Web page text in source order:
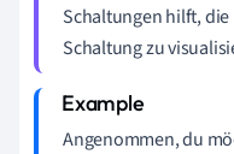
Schaltungen hilft,
Schaltung zu
Angenommen, du